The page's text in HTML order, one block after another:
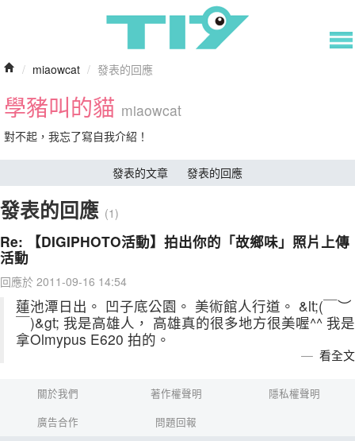
/ miaowcat / 發表的回應
學豬叫的貓 miaowcat
對不起，我忘了寫自我介紹！
發表的文章 發表的回應
發表的回應 (1)
Re: 【DIGIPHOTO活動】拍出你的「故鄉味」照片上傳
活動
回應於 2011-09-16 14:54
蓮池潭日出。 凹子底公園。 美術館人行道。 &lt;(￣︶
￣)&gt; 我是高雄人， 高雄真的很多地方很美喔^^ 我是
拿Olmypus E620 拍的。
看全文
關於我們 著作權聲明
隱私權聲明
廣告合作
問題回報